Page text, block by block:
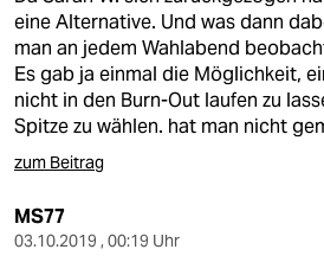
eine Alternative. Und was dann
man an jedem Wahlabend
Es gab ja einmal die Möglichkeit,
nicht in den Burn-Out laufen zu
Spitze zu wählen. hat man nicht
zum Beitrag
MS77
03.10.2019 , 00:19 Uhr